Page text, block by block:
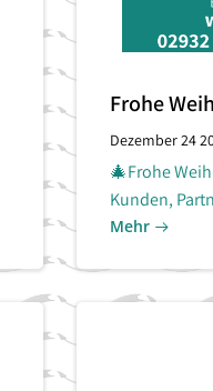
Frohe
Dezember 24
🎄Frohe
Kunden,
Mehr